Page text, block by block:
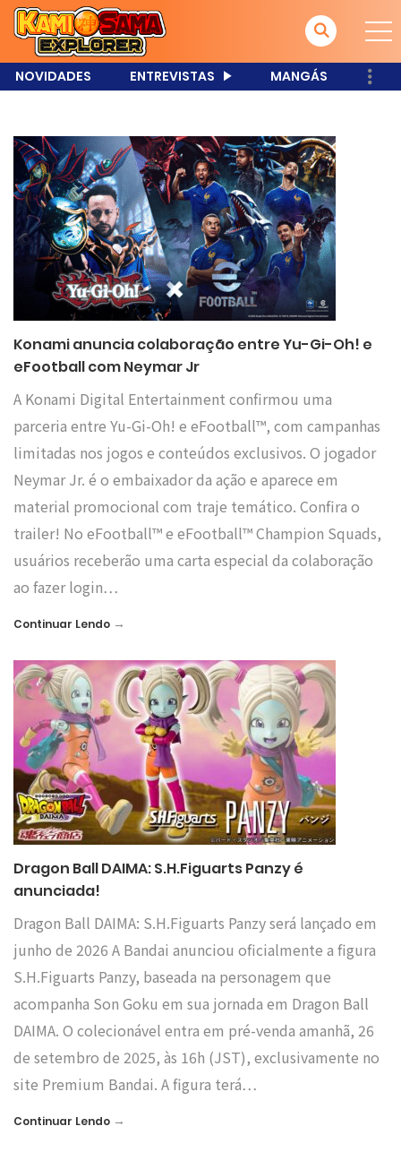
NOVIDADES ENTREVISTAS MANGÁS
Konami anuncia colaboração entre Yu-Gi-Oh! e
eFootball com Neymar Jr
A Konami Digital Entertainment confirmou uma
parceria entre Yu-Gi-Oh! e eFootball™, com campanhas
limitadas nos jogos e conteúdos exclusivos. O jogador
Neymar Jr. é o embaixador da ação e aparece em
material promocional com traje temático. Confira o
trailer! No eFootball™ e eFootball™ Champion Squads,
usuários receberão uma carta especial da colaboração
ao fazer login…
Continuar Lendo →
Dragon Ball DAIMA: S.H.Figuarts Panzy é
anunciada!
Dragon Ball DAIMA: S.H.Figuarts Panzy será lançado em
junho de 2026 A Bandai anunciou oficialmente a figura
S.H.Figuarts Panzy, baseada na personagem que
acompanha Son Goku em sua jornada em Dragon Ball
DAIMA. O colecionável entra em pré-venda amanhã, 26
de setembro de 2025, às 16h (JST), exclusivamente no
site Premium Bandai. A figura terá…
Continuar Lendo →